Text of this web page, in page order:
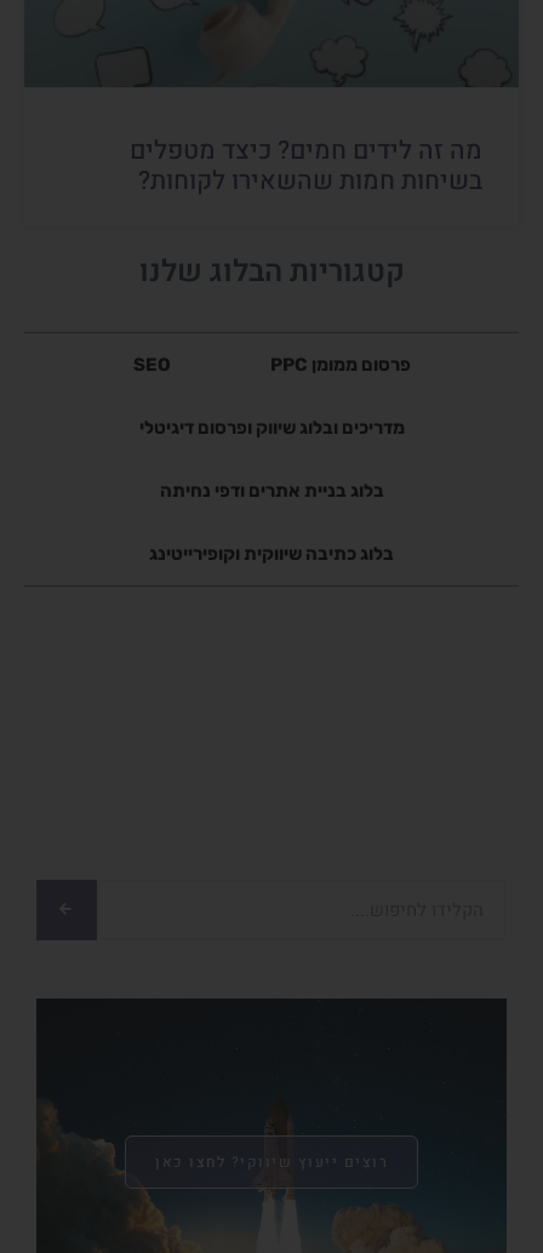
מה זה לידים חמים? כיצד מטפלים
בשיחות חמות שהשאירו לקוחות?
קטגוריות הבלוג שלנו
פרסום ממומן PPC SEO
מדריכים ובלוג שיווק ופרסום דיגיטלי
בלוג בניית אתרים ודפי נחיתה
בלוג כתיבה שיווקית וקופירייטינג
רוצים ייעוץ שיווקי? לחצו כאן